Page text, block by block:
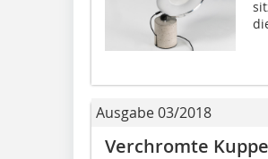
Ausgabe 03/2018
Verchromte